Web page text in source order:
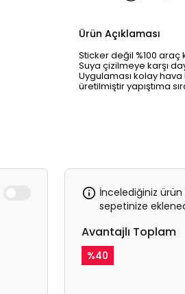
Ürün Açıklaması
Sticker değil %100
Suya çizilmeye karşı
Uygulaması kolay
üretilmiştir yapıştıma
İncelediğiniz
sepetinize
Avantajlı Toplam
%40